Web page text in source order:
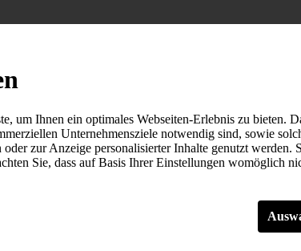
um Ihnen ein optimales Webseiten-Erlebnis zu bieten.
Unternehmensziele notwendig sind, sowie
zur Anzeige personalisierter Inhalte genutzt werden.
Sie, dass auf Basis Ihrer Einstellungen womöglich